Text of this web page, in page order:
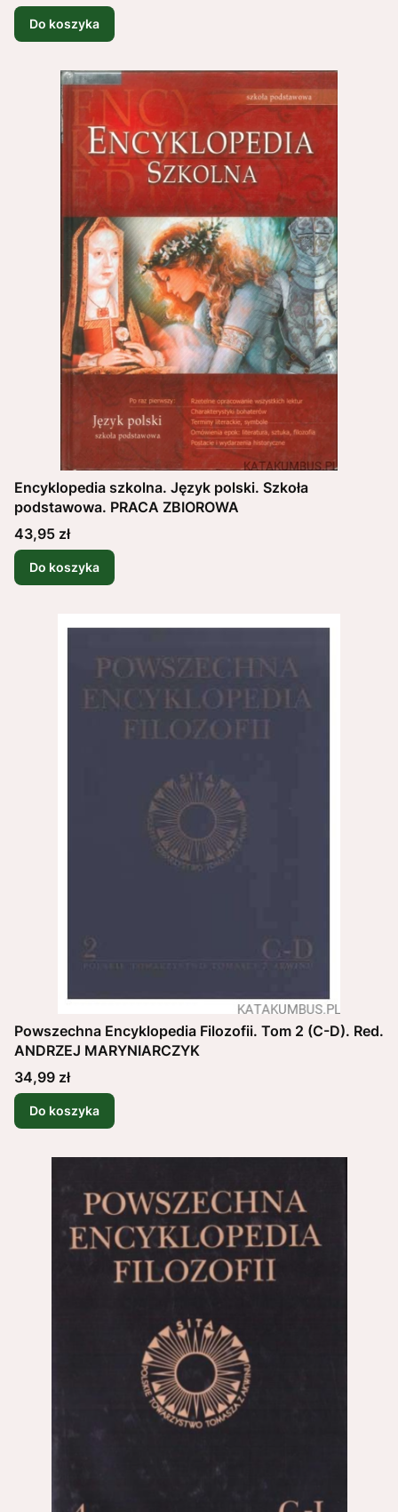
Do koszyka
Encyklopedia szkolna. Język polski. Szkoła
podstawowa. PRACA ZBIOROWA
Cena
43,95 zł
Do koszyka
Powszechna Encyklopedia Filozofii. Tom 2 (C-D). Red.
ANDRZEJ MARYNIARCZYK
Cena
34,99 zł
Do koszyka